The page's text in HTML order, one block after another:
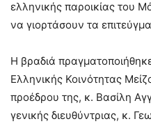
ελληνικής παροικίας του
να γιορτάσουν τα
Η βραδιά
Ελληνικής Κοινότητας
προέδρου της, κ. Βασίλη
γενικής διευθύντριας, κ.